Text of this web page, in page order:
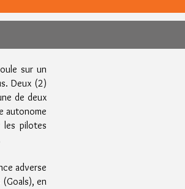
sur un
Deux (2)
de deux
autonome
les pilotes
adverse
en